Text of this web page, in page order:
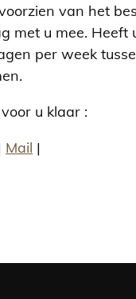
van het
met u mee. Heeft
per week
u klaar :
Mail |